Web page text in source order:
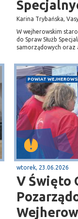
Karina Trybańska,
W wejherowskim
do Spraw Służb
samorządowych oraz
POWIAT
wtorek, 23.06.2026
V Święto